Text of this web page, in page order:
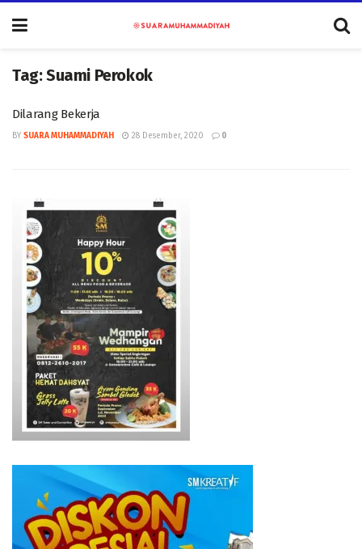
Tag:Suami Perokok
Dilarang Bekerja
BY SUARA MUHAMMADIYAH 28 Desember, 2020 0